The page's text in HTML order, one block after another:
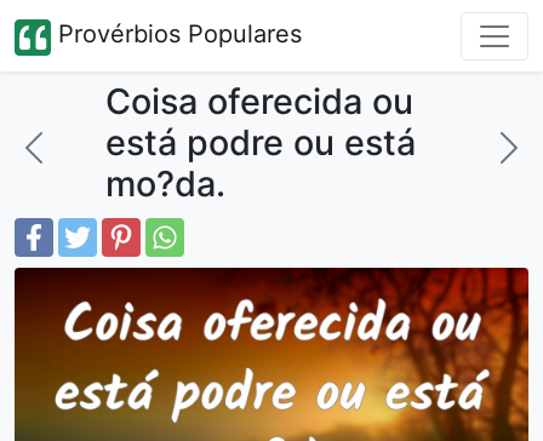
Provérbios Populares
Coisa oferecida ou
está podre ou está
mo?da.